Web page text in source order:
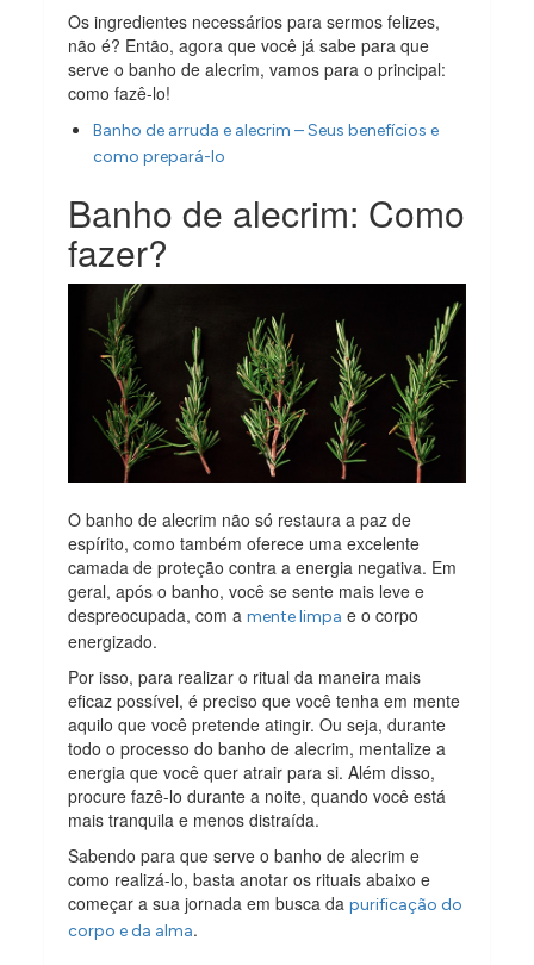
Os ingredientes necessários para sermos felizes,
não é? Então, agora que você já sabe para que
serve o banho de alecrim, vamos para o principal:
como fazê-lo!
Banho de arruda e alecrim – Seus benefícios e
como prepará-lo
Banho de alecrim: Como
fazer?
O banho de alecrim não só restaura a paz de
espírito, como também oferece uma excelente
camada de proteção contra a energia negativa. Em
geral, após o banho, você se sente mais leve e
despreocupada, com amente limpa e o corpo
energizado.
Por isso, para realizar o ritual da maneira mais
eficaz possível, é preciso que você tenha em mente
aquilo que você pretende atingir. Ou seja, durante
todo o processo do banho de alecrim, mentalize a
energia que você quer atrair para si. Além disso,
procure fazê-lo durante a noite, quando você está
mais tranquila e menos distraída.
Sabendo para que serve o banho de alecrim e
como realizá-lo, basta anotar os rituais abaixo e
começar a sua jornada em busca dapurificação do
corpo e da alma.